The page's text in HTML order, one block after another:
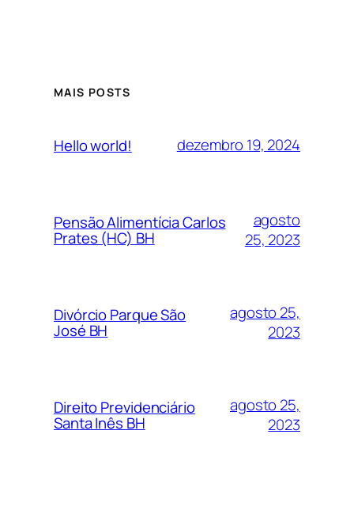
MAIS POSTS
Hello world! dezembro 19, 2024
Pensão Alimentícia Carlos
Prates (HC) BH
agosto
25, 2023
Divórcio Parque São
José BH
agosto 25,
2023
Direito Previdenciário
Santa Inês BH
agosto 25,
2023